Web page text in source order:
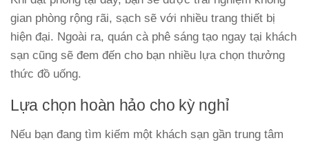
gian phòng rộng rãi, sạch sẽ với nhiều trang thiết bị
hiện đại. Ngoài ra, quán cà phê sáng tạo ngay tại khách
sạn cũng sẽ đem đến cho bạn nhiều lựa chọn thưởng
thức đồ uống.
Lựa chọn hoàn hảo cho kỳ nghỉ
Nếu bạn đang tìm kiếm một khách sạn gần trung tâm